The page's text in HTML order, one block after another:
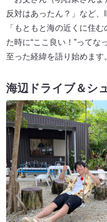
反対はあったん？」など
「もともと海の近くに住
た時に“ここ良い！”って
至った経緯を語り始めます
海辺ドライブ＆シ